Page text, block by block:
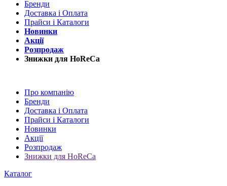
Бренди
Доставка і Оплата
Прайси і Каталоги
Новинки
Акції
Розпродаж
Знижки для HoReCa
Про компанію
Бренди
Доставка і Оплата
Прайси і Каталоги
Новинки
Акції
Розпродаж
Знижки для HoReCa
Каталог